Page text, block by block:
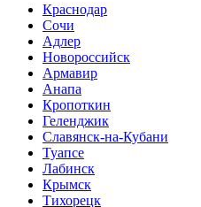
Краснодар
Сочи
Адлер
Новороссийск
Армавир
Анапа
Кропоткин
Геленджик
Славянск-на-Кубани
Туапсе
Лабинск
Крымск
Тихорецк